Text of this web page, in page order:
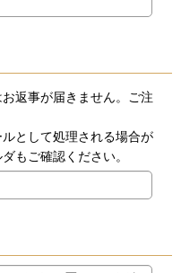
返事が届きません。ご注
として処理される場合が
もご確認ください。